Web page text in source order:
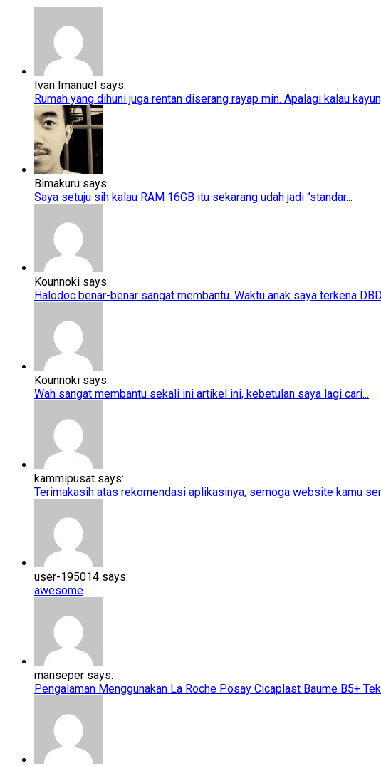
Ivan Imanuel says:
Rumah yang dihuni juga rentan diserang rayap min. Apalagi kalau
Bimakuru says:
Saya setuju sih kalau RAM 16GB itu sekarang udah jadi “standar...
Kounnoki says:
Halodoc benar-benar sangat membantu. Waktu anak saya terkena
Kounnoki says:
Wah sangat membantu sekali ini artikel ini, kebetulan saya lagi cari...
kammipusat says:
Terimakasih atas rekomendasi aplikasinya, semoga website kamu
user-195014 says:
awesome
manseper says:
Pengalaman Menggunakan La Roche Posay Cicaplast Baume B5+​​